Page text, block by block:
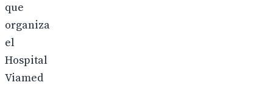
que
organiza
el
Hospital
Viamed